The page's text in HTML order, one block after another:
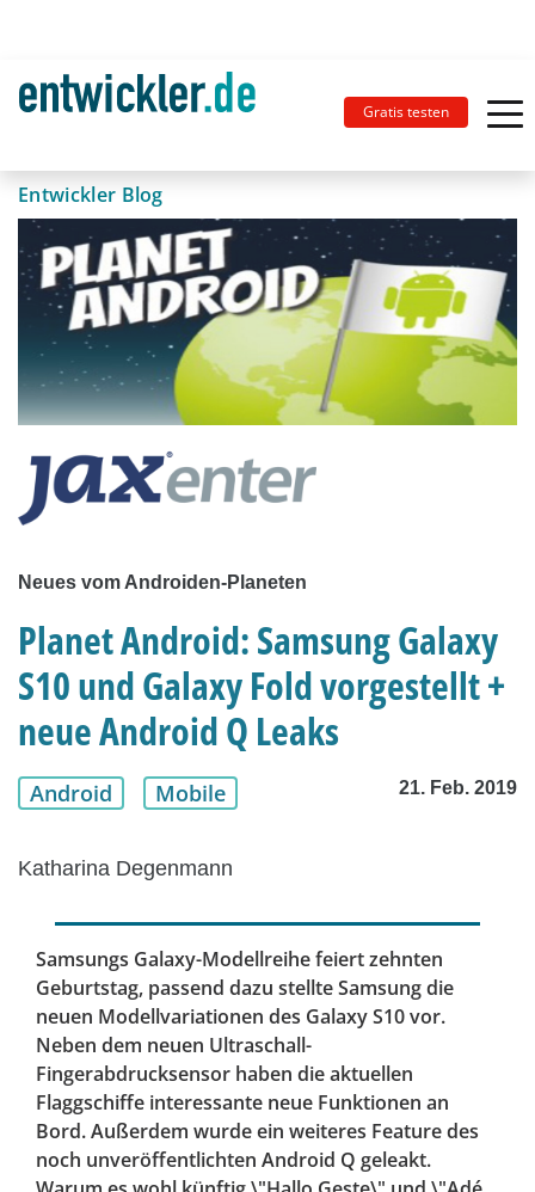
Gratis testen
Entwickler Blog
Neues vom Androiden-Planeten
Planet Android: Samsung Galaxy
S10 und Galaxy Fold vorgestellt +
neue Android Q Leaks
Android Mobile 21. Feb. 2019
Katharina Degenmann
Samsungs Galaxy-Modellreihe feiert zehnten
Geburtstag, passend dazu stellte Samsung die
neuen Modellvariationen des Galaxy S10 vor.
Neben dem neuen Ultraschall-
Fingerabdrucksensor haben die aktuellen
Flaggschiffe interessante neue Funktionen an
Bord. Außerdem wurde ein weiteres Feature des
noch unveröffentlichten Android Q geleakt.